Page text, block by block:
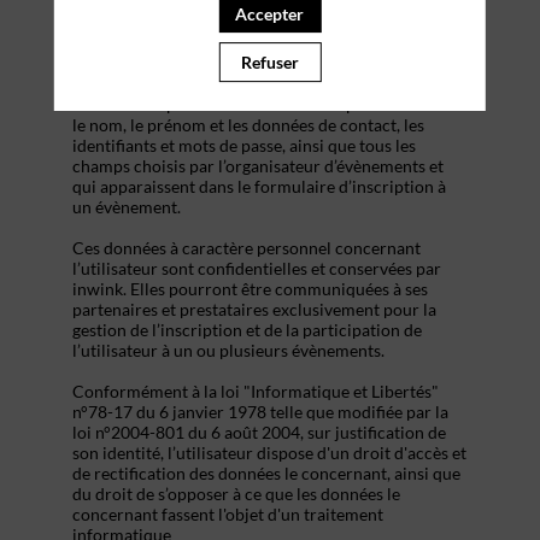
évènement, et de consulter les informations relatives
à l’organisation pratique et logistique d’un
le nom, le prénom et les données de contact, les
identifiants et mots de passe, ainsi que tous les
champs choisis par l’organisateur d’évènements et
qui apparaissent dans le formulaire d’inscription à
un évènement.
Ces données à caractère personnel concernant
l’utilisateur sont confidentielles et conservées par
inwink. Elles pourront être communiquées à ses
partenaires et prestataires exclusivement pour la
gestion de l’inscription et de la participation de
l’utilisateur à un ou plusieurs évènements.
Conformément à la loi "Informatique et Libertés"
n°78-17 du 6 janvier 1978 telle que modifiée par la
loi n°2004-801 du 6 août 2004, sur justification de
son identité, l’utilisateur dispose d'un droit d'accès et
de rectification des données le concernant, ainsi que
du droit de s’opposer à ce que les données le
concernant fassent l'objet d'un traitement
informatique
Accepter
Refuser